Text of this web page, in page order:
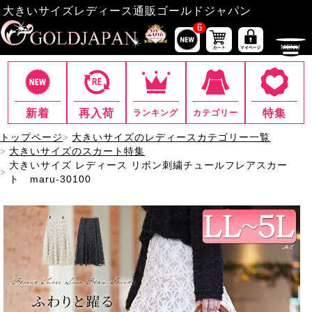
大きいサイズレディース通販ゴールドジャパン
6
新着 再入荷 ランキング カテゴリー 特集
トップページ
大きいサイズのレディースカテゴリー一覧
大きいサイズのスカート特集
大きいサイズ レディース リボン刺繍チュールフレアスカー
ト maru-30100